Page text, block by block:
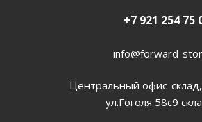
+7 921 254 75
info@forward-
Центральный офис-
ул.Гоголя 58с9